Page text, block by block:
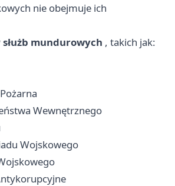
nie obejmuje ich
mundurowych , takich jak:
Wewnętrznego
Wojskowego